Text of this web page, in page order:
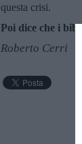
questa crisi.
Poi dice che i
Roberto Cerri